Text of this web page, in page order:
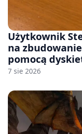
Użytkownik
na
pomocą
7 sie 2026